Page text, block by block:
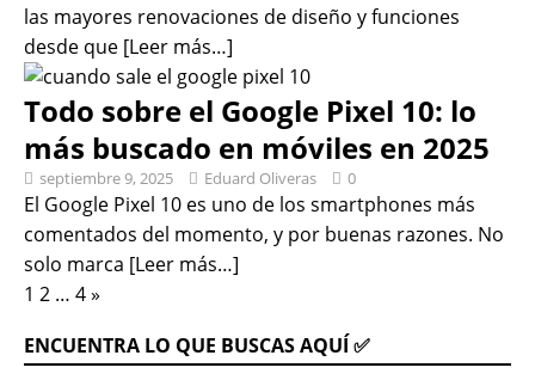
las mayores renovaciones de diseño y funciones
desde que [Leer más…]
Todo sobre el Google Pixel 10: lo
más buscado en móviles en 2025
septiembre 9, 2025 Eduard Oliveras 0
El Google Pixel 10 es uno de los smartphones más
comentados del momento, y por buenas razones. No
solo marca [Leer más…]
1 2 … 4»
ENCUENTRA LO QUE BUSCAS AQUÍ ✅